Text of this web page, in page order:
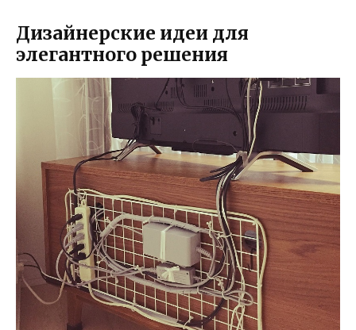
Дизайнерские идеи для
элегантного решения